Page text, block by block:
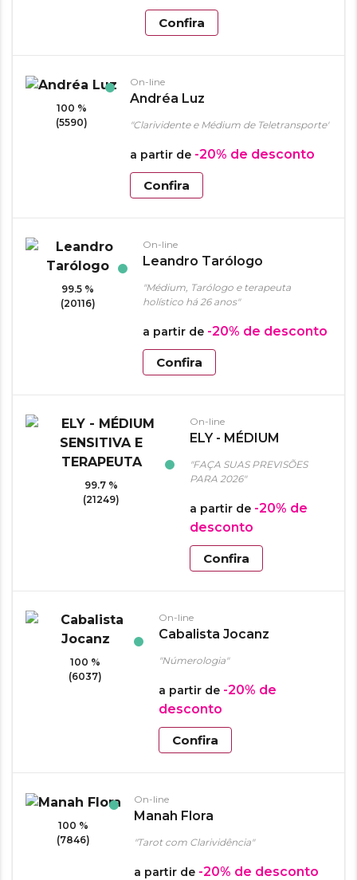
Confira
100 %
(5590)
On-line
Andréa Luz
"Clarividente e Médium de Teletransporte"
a partir de -20% de desconto
Confira
99.5 %
(20116)
On-line
Leandro Tarólogo
"Médium, Tarólogo e terapeuta
holístico há 26 anos"
a partir de -20% de desconto
Confira
99.7 %
(21249)
On-line
ELY - MÉDIUM
SENSITIVA E
TERAPEUTA
"FAÇA SUAS PREVISÕES
PARA 2026"
a partir de -20% de
desconto
Confira
100 %
(6037)
On-line
Cabalista Jocanz
"Númerologia"
a partir de -20% de
desconto
Confira
100 %
(7846)
On-line
Manah Flora
"Tarot com Clarividência"
a partir de -20% de desconto